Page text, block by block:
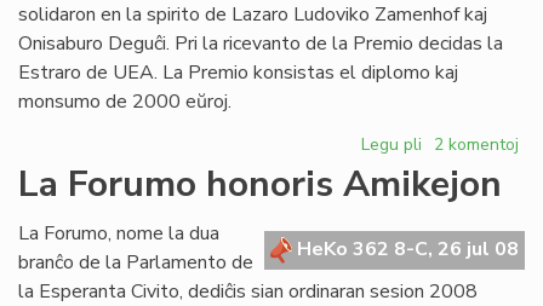
solidaron en la spirito de Lazaro Ludoviko Zamenhof kaj
Onisaburo Deguĉi. Pri la ricevanto de la Premio decidas la
Estraro de UEA. La Premio konsistas el diplomo kaj
monsumo de 2000 eŭroj.
Legu pli pri
Premio
Deguĉi:
protesto
2 komentoj
La Forumo honoris Amikejon
HeKo 362 8-C, 26 jul 08
La Forumo, nome la dua
branĉo de la Parlamento de
la Esperanta Civito, dediĉis sian ordinaran sesion 2008